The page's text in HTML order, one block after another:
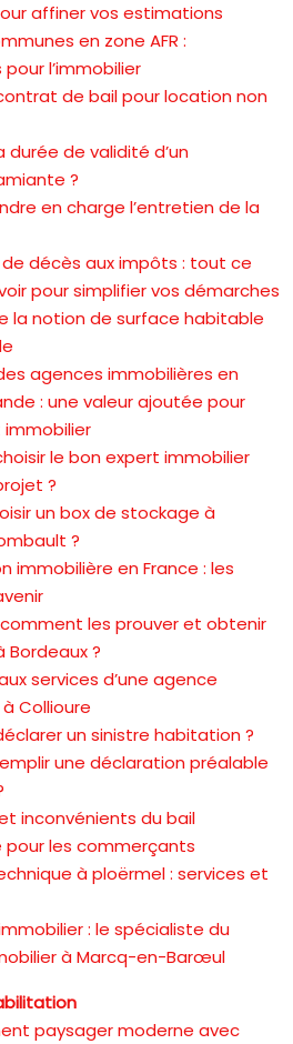
affiner vos estimations
en zone AFR :
l’immobilier
de bail pour location non
durée de validité d’un
?
en charge l’entretien de la
décès aux impôts : tout ce
pour simplifier vos démarches
la notion de surface habitable
agences immobilières en
: une valeur ajoutée pour
le bon expert immobilier
?
un box de stockage à
?
immobilière en France : les
les prouver et obtenir
?
services d’une agence
Collioure
un sinistre habitation ?
une déclaration préalable
inconvénients du bail
les commerçants
à ploërmel : services et
: le spécialiste du
à Marcq-en-Barœul
paysager moderne avec